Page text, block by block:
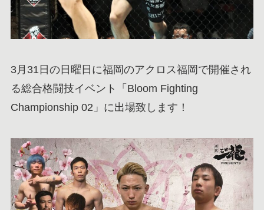
3月31日の日曜日に福岡のアクロス福岡で開催され
る総合格闘技イベント「Bloom Fighting
Championship 02」に出場致します！